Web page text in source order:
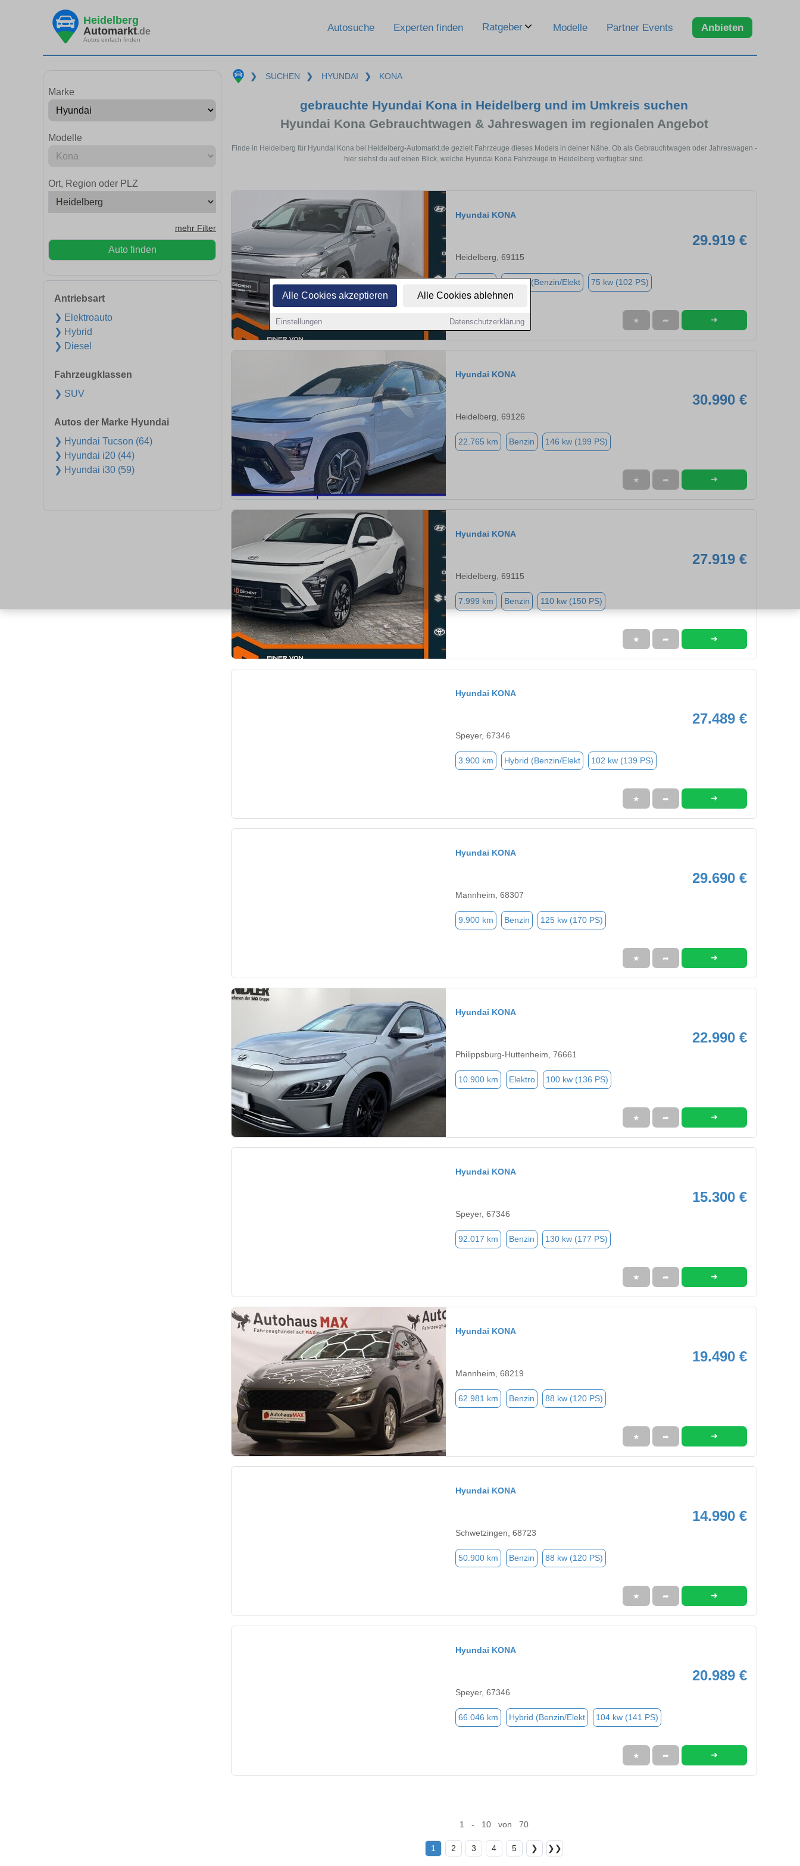
Alle Cookies akzeptieren Alle Cookies ablehnen
Einstellungen Datenschutzerklärung
Heidelberg
Automarkt.de
Autos einfach finden
Autosuche Experten finden Ratgeber Modelle Partner Events Anbieten
Marke
Modelle
Ort, Region oder PLZ
mehr Filter
Auto finden
Antriebsart
❯ Elektroauto
❯ Hybrid
❯ Diesel
Fahrzeugklassen
❯ SUV
Autos der Marke Hyundai
❯ Hyundai Tucson (64)
❯ Hyundai i20 (44)
❯ Hyundai i30 (59)
❯ SUCHEN ❯ HYUNDAI ❯ KONA
gebrauchte Hyundai Kona in Heidelberg und im Umkreis suchen
Hyundai Kona Gebrauchtwagen & Jahreswagen im regionalen Angebot
Finde in Heidelberg für Hyundai Kona bei Heidelberg-Automarkt.de gezielt Fahrzeuge dieses Models in deiner Nähe. Ob als Gebrauchtwagen oder Jahreswagen -
hier siehst du auf einen Blick, welche Hyundai Kona Fahrzeuge in Heidelberg verfügbar sind.
Hyundai KONA
29.919 €
Heidelberg, 69115
Hybrid (Benzin/Elekt 75 kw (102 PS)
★ ➦ ➜
Hyundai KONA
30.990 €
Heidelberg, 69126
22.765 km Benzin 146 kw (199 PS)
★ ➦ ➜
Hyundai KONA
27.919 €
Heidelberg, 69115
7.999 km Benzin 110 kw (150 PS)
★ ➦ ➜
Hyundai KONA
27.489 €
Speyer, 67346
3.900 km Hybrid (Benzin/Elekt 102 kw (139 PS)
★ ➦ ➜
Hyundai KONA
29.690 €
Mannheim, 68307
9.900 km Benzin 125 kw (170 PS)
★ ➦ ➜
Hyundai KONA
22.990 €
Philippsburg-Huttenheim, 76661
10.900 km Elektro 100 kw (136 PS)
★ ➦ ➜
Hyundai KONA
15.300 €
Speyer, 67346
92.017 km Benzin 130 kw (177 PS)
★ ➦ ➜
Hyundai KONA
19.490 €
Mannheim, 68219
62.981 km Benzin 88 kw (120 PS)
★ ➦ ➜
Hyundai KONA
14.990 €
Schwetzingen, 68723
50.900 km Benzin 88 kw (120 PS)
★ ➦ ➜
Hyundai KONA
20.989 €
Speyer, 67346
66.046 km Hybrid (Benzin/Elekt 104 kw (141 PS)
★ ➦ ➜
1 - 10 von 70
1 2 3 4 5 ❯ ❯❯